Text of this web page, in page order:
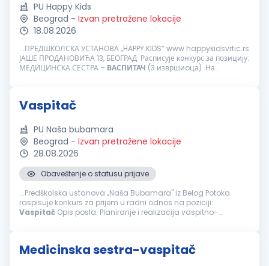
PU Happy Kids
Beograd - Izvan pretražene lokacije
18.08.2026
...ПРЕДШКОЛСКА УСТАНОВА „HAPPY KIDS” www.happykidsvrtic.rs
ЈАШЕ ПРОДАНОВИЋА 13, БЕОГРАД Расписује конкурс за позицију:
МЕДИЦИНСКА СЕСТРА – ВАСПИТАЧ (3 извршиoца) На
Vaspitač
PU Naša bubamara
Beograd - Izvan pretražene lokacije
28.08.2026
Obaveštenje o statusu prijave
...Predškolska ustanova „Naša Bubamara" iz Belog Potoka
raspisuje konkurs za prijem u radni odnos na poziciji:
Vaspitač Opis posla: Planiranje i realizacija vaspitno-
Medicinska sestra-vaspitač